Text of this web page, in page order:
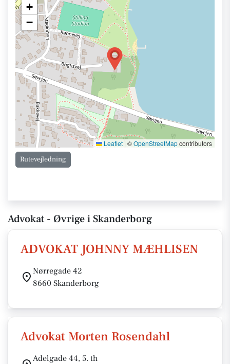
+
−
Leaflet | ©OpenStreetMapcontributors
Rutevejledning
Advokat - Øvrige i Skanderborg
ADVOKAT JOHNNY MÆHLISEN
Nørregade 42
8660 Skanderborg
Advokat Morten Rosendahl
Adelgade 44, 5. th